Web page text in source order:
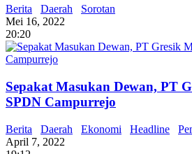
Berita Daerah
Sorotan
Mei 16, 2022
20:20
Sepakat Masukan Dewan, PT
SPDN Campurrejo
Berita Daerah Ekonomi Headline
April 7, 2022